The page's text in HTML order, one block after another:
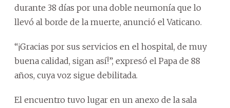
durante 38 días por una doble neumonía que lo
llevó al borde de la muerte, anunció el Vaticano.
“¡Gracias por sus servicios en el hospital, de muy
buena calidad, sigan así!”, expresó el Papa de 88
años, cuya voz sigue debilitada.
El encuentro tuvo lugar en un anexo de la sala